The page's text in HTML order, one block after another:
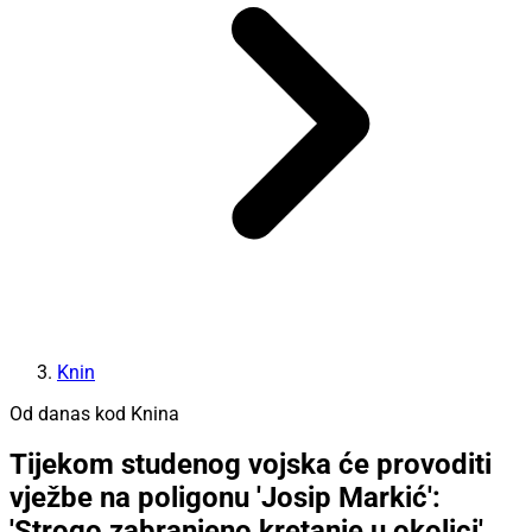
Knin
Od danas kod Knina
Tijekom studenog vojska će provoditi
vježbe na poligonu 'Josip Markić':